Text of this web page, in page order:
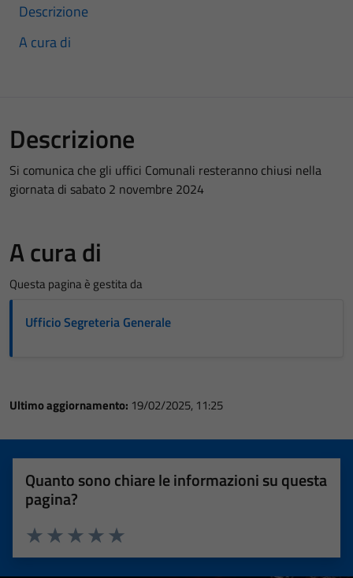
Descrizione
A cura di
Descrizione
Si comunica che gli uffici Comunali resteranno chiusi nella
giornata di sabato 2 novembre 2024
A cura di
Questa pagina è gestita da
Ufficio Segreteria Generale
Ultimo aggiornamento: 19/02/2025, 11:25
Quanto sono chiare le informazioni su questa
pagina?
Valuta 5 stelle su 5
Valuta 4 stelle su 5
Valuta 3 stelle su 5
Valuta 2 stelle su 5
Valuta 1 stelle su 5